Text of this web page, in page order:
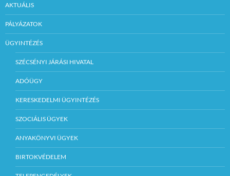
AKTUÁLIS
PÁLYÁZATOK
ÜGYINTÉZÉS
SZÉCSÉNYI JÁRÁSI HIVATAL
ADÓÜGY
KERESKEDELMI ÜGYINTÉZÉS
SZOCIÁLIS ÜGYEK
ANYAKÖNYVI ÜGYEK
BIRTOKVÉDELEM